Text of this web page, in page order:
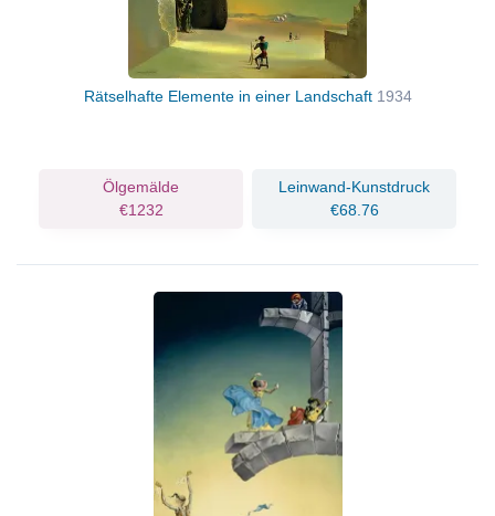
Rätselhafte Elemente in einer Landschaft 1934
Ölgemälde
€1232
Leinwand-Kunstdruck
€68.76